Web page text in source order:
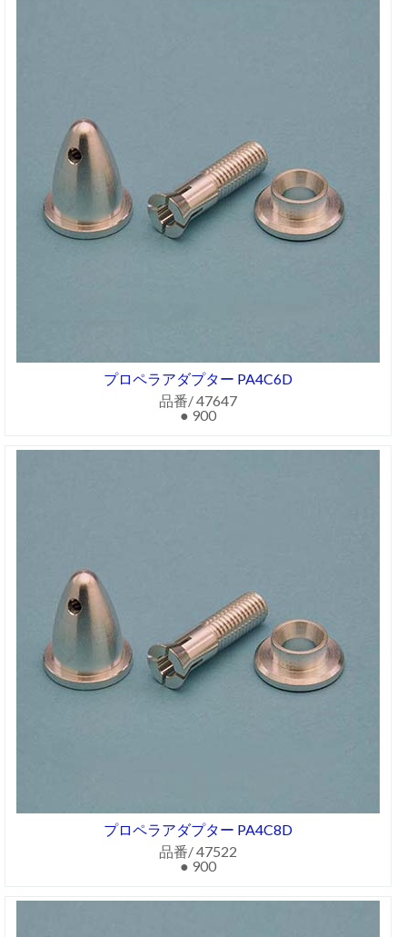
プロペラアダプター PA4C6D
品番/ 47647
● 900
プロペラアダプター PA4C8D
品番/ 47522
● 900